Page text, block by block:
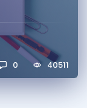
0 40511